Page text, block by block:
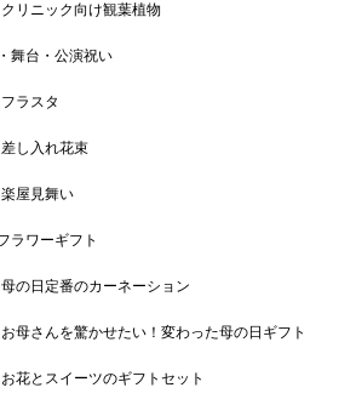
クリニック向け観葉植物
舞台・公演祝い
フラスタ
差し入れ花束
楽屋見舞い
ラワーギフト
母の日定番のカーネーション
お母さんを驚かせたい！変わった母の日ギフト
お花とスイーツのギフトセット